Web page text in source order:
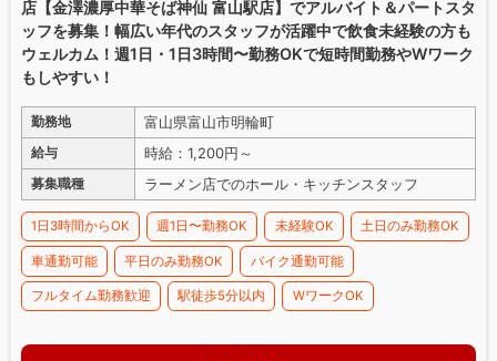
店【金澤濃厚中華そば神仙 富山駅店】でアルバイト＆パートスタ
ッフを募集！幅広い年代のスタッフが活躍中で飲食未経験の方も
ウェルカム！週1日・1日3時間〜勤務OKで短時間勤務やWワーク
もしやすい！
勤務地 富山県富山市明輪町
給与 時給：1,200円～
募集職種 ラーメン店でのホール・キッチンスタッフ
1日3時間からOK 週1日〜勤務OK 未経験OK 土日のみ勤務OK
車通勤可能 平日のみ勤務OK バイク通勤可能
フルタイム勤務歓迎 駅徒歩5分以内 WワークOK